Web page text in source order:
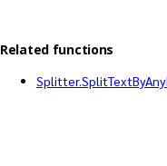
Related functions